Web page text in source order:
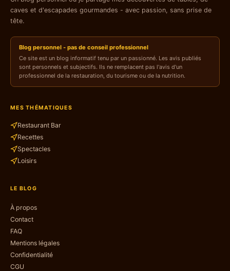
caves et d'escapades gourmandes - avec passion, sans prise de
tête.
Blog personnel - pas de conseil professionnel
Ce site est un blog informatif tenu par un passionné. Les avis publiés
sont personnels et subjectifs. Ils ne remplacent pas l'avis d'un
professionnel de la restauration, du tourisme ou de la nutrition.
MES THÉMATIQUES
Restaurant Bar
Recettes
Spectacles
Loisirs
LE BLOG
À propos
Contact
FAQ
Mentions légales
Confidentialité
CGU